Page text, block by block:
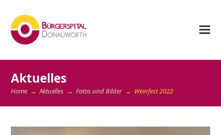
Aktuelles
Home → Aktuelles → Fotos und Bilder → Weinfest 2022